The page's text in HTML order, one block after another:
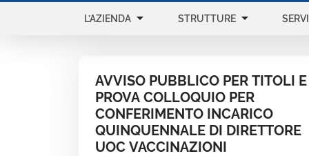
L’AZIENDA arrow_drop_down STRUTTURE arrow_drop_down
AVVISO PUBBLICO PER TITOLI E
PROVA COLLOQUIO PER
CONFERIMENTO INCARICO
QUINQUENNALE DI DIRETTORE
UOC VACCINAZIONI